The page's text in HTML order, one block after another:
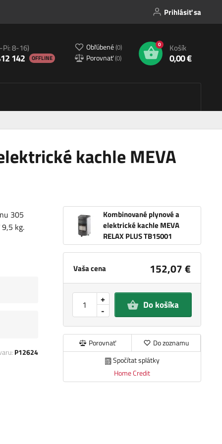
Prihlásiť sa
Pi: 8-16)
142 OFFLINE
Obľúbené(0)
Porovnať(0)
0 Košík
0,00 €
kachle MEVA
Kombinované plynové a
elektrické kachle MEVA
RELAX PLUS TB15001
Vaša cena 152,07 €
-
+ Do košíka
Porovnať
Do zoznamu
Spočítat splátky
Home Credit
305
kg.
P12624